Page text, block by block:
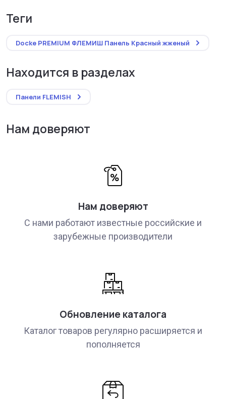
теги
Docke PREMIUM ФЛЕМИШ Панель Красный жженый
Находится в разделах
Панели FLEMISH
Нам доверяют
Нам доверяют
С нами работают известные российские и
зарубежные производители
Обновление каталога
Каталог товаров регулярно расширяется и
пополняется